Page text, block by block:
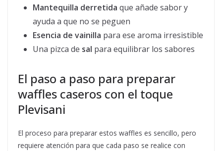
Mantequilla derretida que añade sabor y
ayuda a que no se peguen
Esencia de vainilla para ese aroma irresistible
Una pizca de sal para equilibrar los sabores
El paso a paso para preparar
waffles caseros con el toque
Plevisani
El proceso para preparar estos waffles es sencillo, pero
requiere atención para que cada paso se realice con